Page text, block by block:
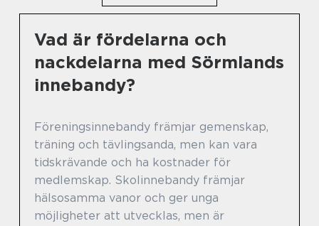
Vad är fördelarna och
nackdelarna med Sörmlands
innebandy?
Föreningsinnebandy främjar gemenskap,
träning och tävlingsanda, men kan vara
tidskrävande och ha kostnader för
medlemskap. Skolinnebandy främjar
hälsosamma vanor och ger unga
möjligheter att utvecklas, men är